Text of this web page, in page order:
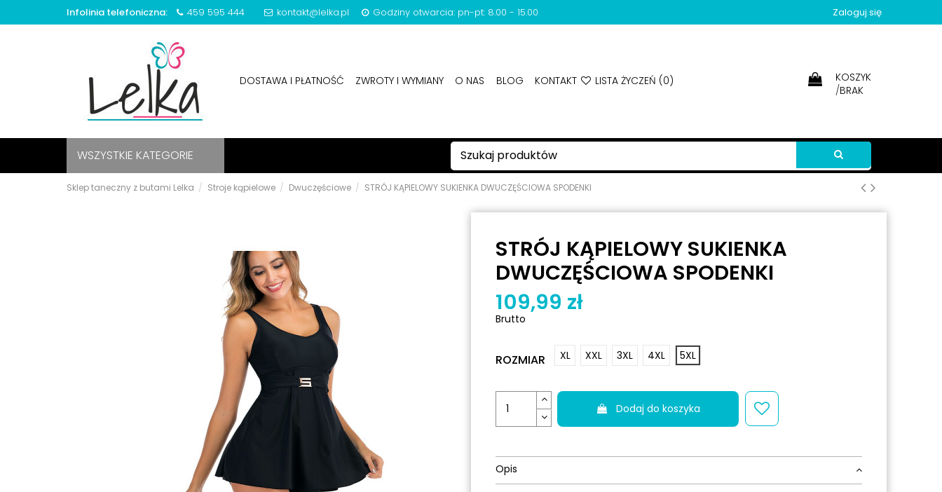
Infolinia telefoniczna: 459 595 444 kontakt@lelka.pl Godziny otwarcia: pn-pt: 8.00 - 15.00 Zaloguj się
DOSTAWA I PŁATNOŚĆ ZWROTY I WYMIANY O NAS BLOG KONTAKT LISTA ŻYCZEŃ (0)
KOSZYK
/BRAK
WSZYSTKIE KATEGORIE
Sklep taneczny z butami Lelka Stroje kąpielowe Dwuczęściowe STRÓJ KĄPIELOWY SUKIENKA DWUCZĘŚCIOWA SPODENKI
STRÓJ KĄPIELOWY SUKIENKA
DWUCZĘŚCIOWA SPODENKI
109,99 zł
Brutto
ROZMIAR XL XXL 3XL 4XL 5XL
Dodaj do koszyka
Opis